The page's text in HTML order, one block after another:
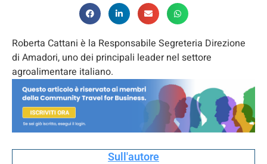
Roberta Cattani è la Responsabile Segreteria Direzione
di Amadori, uno dei principali leader nel settore
agroalimentare italiano.
Sull'autore